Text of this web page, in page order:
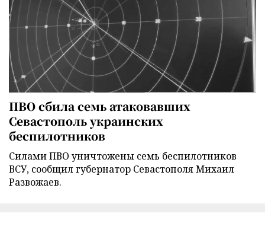
ПВО сбила семь атаковавших
Севастополь украинских
беспилотников
Силами ПВО уничтожены семь беспилотников
ВСУ, сообщил губернатор Севастополя Михаил
Развожаев.